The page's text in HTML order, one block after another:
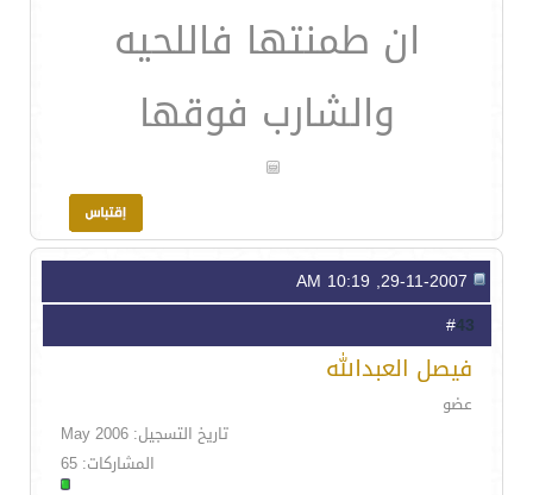
ان طمنتها فاللحيه
والشارب فوقها
43
فيصل العبدالله
عضو
تاريخ التسجيل: May 2006
المشاركات: 65